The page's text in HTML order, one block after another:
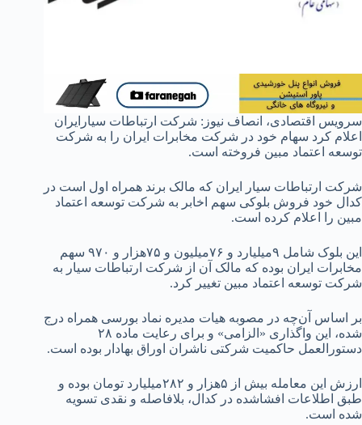
سرویس اقتصادی، انصاف نیوز: شرکت ارتباطات سیارایران
اعلام کرد سهام خود در شرکت مخابرات ایران را به شرکت
توسعه اعتماد مبین فروخته است.
شرکت ارتباطات سیار ایران که مالک برند همراه اول است در
کدال خود فروش بلوکی سهم اخابر به شرکت توسعه اعتماد
مبین را اعلام کرده است.
این بلوک شامل ۹میلیارد و ۷۶میلیون و ۷۵هزار و ۹۷۰ سهم
مخابرات ایران بوده که مالک آن از شرکت ارتباطات سیار به
شرکت توسعه اعتماد مبین تغییر کرد.
بر اساس آن‌چه در مصوبه هیات مدیره نماد بورسی همراه درج
شده، این واگذاری «الزامی» و برای رعایت ماده ۲۸
دستورالعمل حاکمیت شرکتی ناشران اوراق بهادار بوده است.
ارزش این معامله بیش از ۵هزار و ۲۸۲میلیارد تومان بوده و
طبق اطلاعات افشاشده در کدال، بلافاصله و نقدی تسویه
شده است.